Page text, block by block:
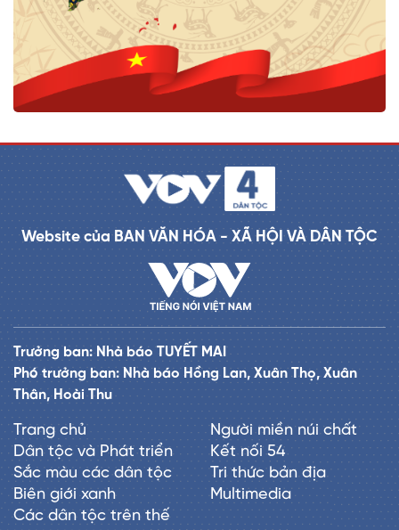
Website của BAN VĂN HÓA - XÃ HỘI VÀ DÂN TỘC
Trưởng ban: Nhà báo TUYẾT MAI
Phó trưởng ban: Nhà báo Hồng Lan, Xuân Thọ, Xuân
Thân, Hoài Thu
Trang chủ
Dân tộc và Phát triển
Sắc màu các dân tộc
Biên giới xanh
Các dân tộc trên thế
Người miền núi chất
Kết nối 54
Tri thức bản địa
Multimedia